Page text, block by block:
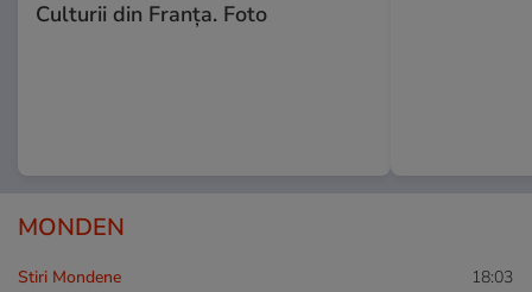
Culturii din Franța. Foto
MONDEN
Stiri Mondene 18:03